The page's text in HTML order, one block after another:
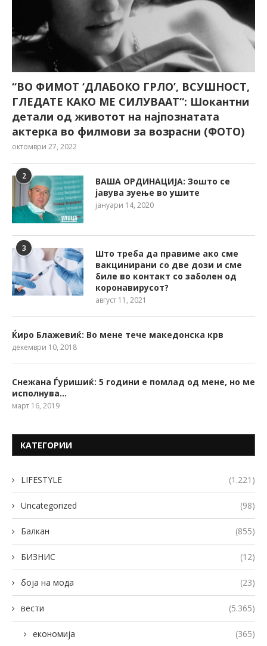
“ВО ФИМОТ ‘ДЛАБОКО ГРЛО’, ВСУШНОСТ,
ГЛЕДАТЕ КАКО МЕ СИЛУВААТ“: Шокантни
детали од животот на најпознатата
актерка во филмови за возрасни (ФОТО)
октомври 27, 2022
2
ВАША ОРДИНАЦИЈА: Зошто се
јавува зуење во ушите
јануари 14, 2020
3
Што треба да правиме ако сме
вакцинирани со две дози и сме
биле во контакт со заболен од
коронавирусот?
август 11, 2021
Ќиро Блажевиќ: Во мене тече македонска крв
декември 10, 2018
Снежана Ѓуришиќ: 5 години е помлад од мене, но ме
исполнува…
март 16, 2019
КАТЕГОРИИ
LIFESTYLE (1.221)
Uncategorized (98)
Балкан (855)
БИЗНИС (12)
боја на мода (23)
вести (5.365)
економија (365)